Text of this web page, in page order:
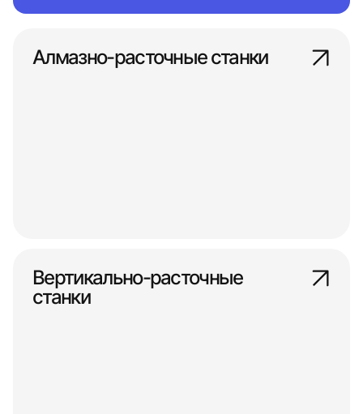
Алмазно-расточные станки
Вертикально-расточные
станки